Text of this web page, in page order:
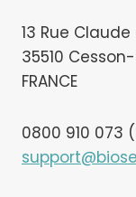
13 Rue
35510
FRANCE
0800 910 073